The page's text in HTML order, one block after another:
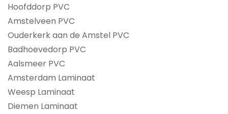
Hoofddorp PVC
Amstelveen PVC
Ouderkerk aan de Amstel PVC
Badhoevedorp PVC
Aalsmeer PVC
Amsterdam Laminaat
Weesp Laminaat
Diemen Laminaat